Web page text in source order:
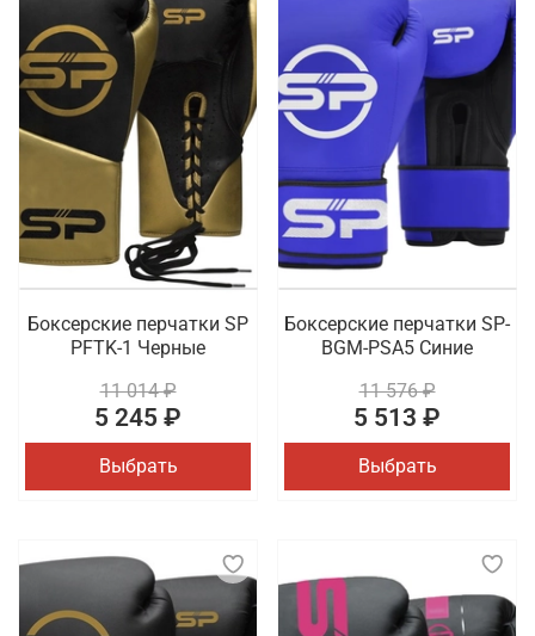
Боксерские перчатки SP
PFTK-1 Черные
11 014 ₽
5 245 ₽
Выбрать
Боксерские перчатки SP-
BGM-PSA5 Синие
11 576 ₽
5 513 ₽
Выбрать